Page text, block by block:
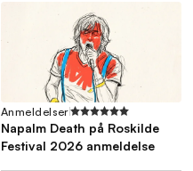
Anmeldelser
Napalm Death på Roskilde
Festival 2026 anmeldelse